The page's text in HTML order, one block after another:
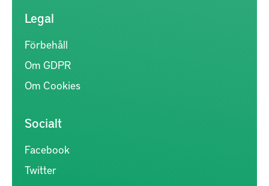
Legal
Förbehåll
Om GDPR
Om Cookies
Socialt
Facebook
Twitter